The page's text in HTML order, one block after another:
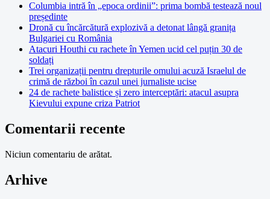
Columbia intră în „epoca ordinii”: prima bombă testează noul
președinte
Dronă cu încărcătură explozivă a detonat lângă granița
Bulgariei cu România
Atacuri Houthi cu rachete în Yemen ucid cel puțin 30 de
soldați
Trei organizații pentru drepturile omului acuză Israelul de
crimă de război în cazul unei jurnaliste ucise
24 de rachete balistice și zero interceptări: atacul asupra
Kievului expune criza Patriot
Comentarii recente
Niciun comentariu de arătat.
Arhive